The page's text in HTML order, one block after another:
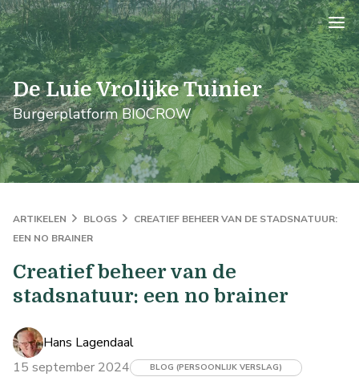
logo
De Luie Vrolijke Tuinier
Burgerplatform BIOCROW
ARTIKELEN BLOGS
CREATIEF BEHEER VAN DE STADSNATUUR:
EEN NO BRAINER
Creatief beheer van de
stadsnatuur: een no brainer
Hans Lagendaal
15 september 2024
BLOG (PERSOONLIJK VERSLAG)